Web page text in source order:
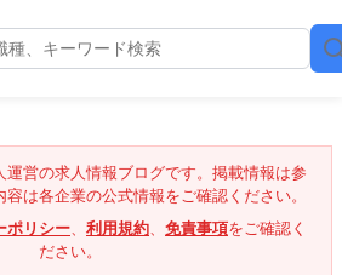
運営の求人情報ブログです。掲載情報は参
は各企業の公式情報をご確認ください。
ポリシー、 利用規約、 免責事項をご確認く
ださい。